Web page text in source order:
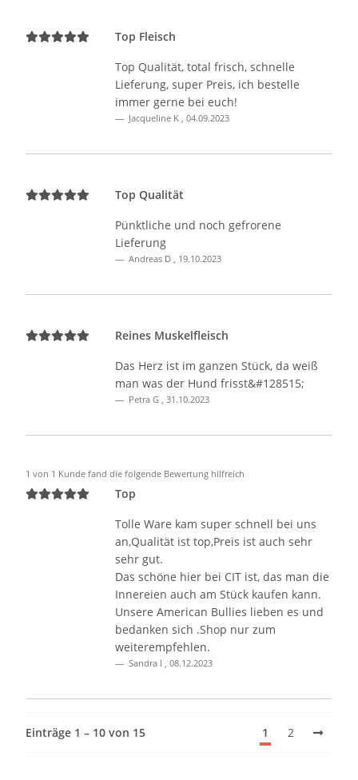
Top Fleisch
Top Qualität, total frisch, schnelle
Lieferung, super Preis, ich bestelle
immer gerne bei euch!
Jacqueline K , 04.09.2023
Top Qualität
Pünktliche und noch gefrorene
Lieferung
Andreas D , 19.10.2023
Reines Muskelfleisch
Das Herz ist im ganzen Stück, da weiß
man was der Hund frisst&#128515;
Petra G , 31.10.2023
1 von 1 Kunde fand die folgende Bewertung hilfreich
Top
Tolle Ware kam super schnell bei uns
an,Qualität ist top,Preis ist auch sehr
sehr gut.
Das schöne hier bei CIT ist, das man die
Innereien auch am Stück kaufen kann.
Unsere American Bullies lieben es und
bedanken sich .Shop nur zum
weiterempfehlen.
Sandra I , 08.12.2023
Einträge 1 – 10 von 15 1 2